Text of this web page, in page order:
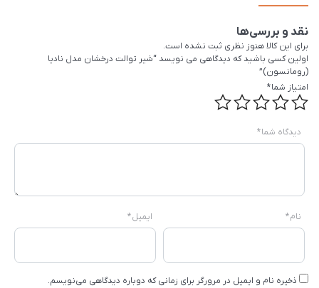
نقد و بررسی‌ها
برای این کالا هنوز نظری ثبت نشده است.
اولین کسی باشید که دیدگاهی می نویسد “شیر توالت درخشان مدل نادیا
(رومانسون)”
امتیاز شما*
دیدگاه شما*
نام* ایمیل*
ذخیره نام و ایمیل در مرورگر برای زمانی که دوباره دیدگاهی می‌نویسم.